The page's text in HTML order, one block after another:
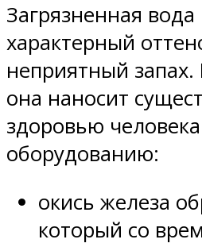
Загрязненная
характерный
неприятный запах.
она наносит
здоровью
оборудованию:
окись железа
который со